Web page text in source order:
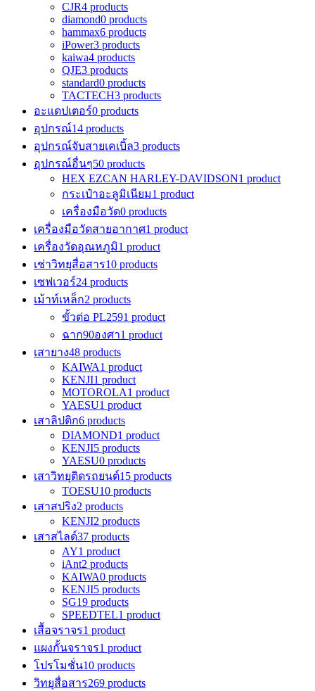
CJR4 products
diamond0 products
hammax6 products
iPower3 products
kaiwa4 products
QJE3 products
standard0 products
TACTECH3 products
อะแดปเตอร์0 products
อุปกรณ์14 products
อุปกรณ์จับสายเคเบิ้ล3 products
อุปกรณ์อื่นๆ50 products
HEX EZCAN HARLEY-DAVIDSON1 product
กระเป๋าอะลูมิเนียม1 product
เครื่องมือวัด0 products
เครื่องมือวัดสายอากาศ1 product
เครื่องวัดอุณหภูมิ1 product
เช่าวิทยุสื่อสาร10 products
เซฟเวอร์24 products
เม้าท์เหล็ก2 products
ขั้วต่อ PL2591 product
ฉาก90องศา1 product
เสายาง48 products
KAIWA1 product
KENJI1 product
MOTOROLA1 product
YAESU1 product
เสาลิปติก6 products
DIAMOND1 product
KENJI5 products
YAESU0 products
เสาวิทยุติดรถยนต์15 products
TOESU10 products
เสาสปริง2 products
KENJI2 products
เสาสไลด์37 products
AY1 product
iAnt2 products
KAIWA0 products
KENJI5 products
SG19 products
SPEEDTEL1 product
เสื้อจราจร1 product
แผงกั้นจราจร1 product
โปรโมชั่น10 products
วิทยุสื่อสาร269 products